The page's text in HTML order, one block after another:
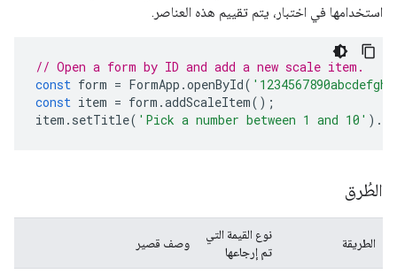
استخدامها في اختبار، يتم تقييم هذه العناصر.
// Open a form by ID and add a new scale item.
const form = FormApp .openById(
const item = form .addScaleItem();
item . setTitle( 'Pick a number between 1 and 10' ).
الطُرق
الطريقة
نوع القيمة التي
تم إرجاعها
وصف قصير